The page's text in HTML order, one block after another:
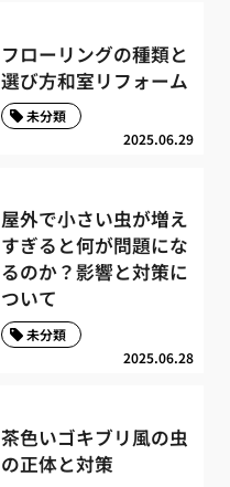
フローリングの種類と
選び方和室リフォーム
2025.06.29
未分類
屋外で小さい虫が増え
すぎると何が問題にな
るのか？影響と対策に
ついて
2025.06.28
未分類
茶色いゴキブリ風の虫
の正体と対策